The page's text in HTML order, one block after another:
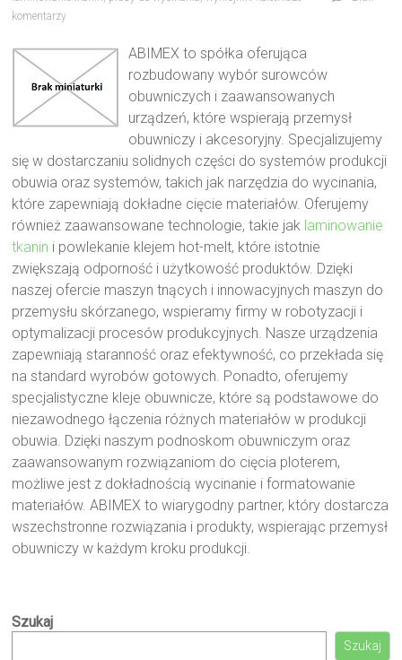
komentarzy
ABIMEX to spółka oferująca
rozbudowany wybór surowców
obuwniczych i zaawansowanych
urządzeń, które wspierają przemysł
obuwniczy i akcesoryjny. Specjalizujemy
się w dostarczaniu solidnych części do systemów produkcji
obuwia oraz systemów, takich jak narzędzia do wycinania,
które zapewniają dokładne cięcie materiałów. Oferujemy
również zaawansowane technologie, takie jak laminowanie
tkanin i powlekanie klejem hot-melt, które istotnie
zwiększają odporność i użytkowość produktów. Dzięki
naszej ofercie maszyn tnących i innowacyjnych maszyn do
przemysłu skórzanego, wspieramy firmy w robotyzacji i
optymalizacji procesów produkcyjnych. Nasze urządzenia
zapewniają staranność oraz efektywność, co przekłada się
na standard wyrobów gotowych. Ponadto, oferujemy
specjalistyczne kleje obuwnicze, które są podstawowe do
niezawodnego łączenia różnych materiałów w produkcji
obuwia. Dzięki naszym podnoskom obuwniczym oraz
zaawansowanym rozwiązaniom do cięcia ploterem,
możliwe jest z dokładnością wycinanie i formatowanie
materiałów. ABIMEX to wiarygodny partner, który dostarcza
wszechstronne rozwiązania i produkty, wspierając przemysł
obuwniczy w każdym kroku produkcji.
Szukaj
Szukaj